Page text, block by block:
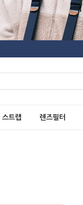
스트랩 렌즈필터